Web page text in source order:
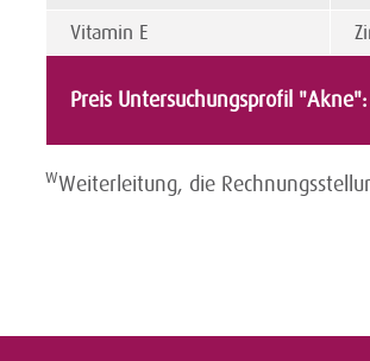
Vitamin E
Preis Untersuchungsprofil
WWeiterleitung, die